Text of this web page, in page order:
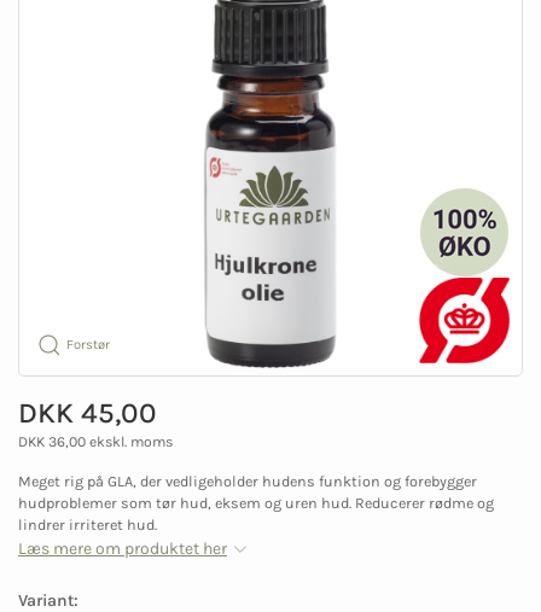
Forstør
DKK 45,00
DKK 36,00 ekskl. moms
Meget rig på GLA, der vedligeholder hudens funktion og forebygger
hudproblemer som tør hud, eksem og uren hud. Reducerer rødme og
lindrer irriteret hud.
Læs mere om produktet her
Variant: